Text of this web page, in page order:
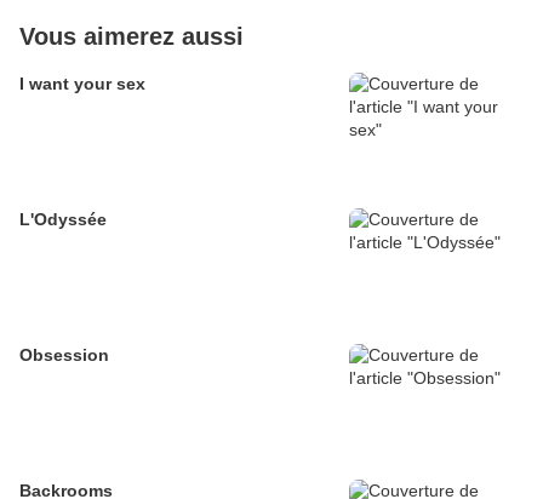
Vous aimerez aussi
I want your sex
L'Odyssée
Obsession
Backrooms